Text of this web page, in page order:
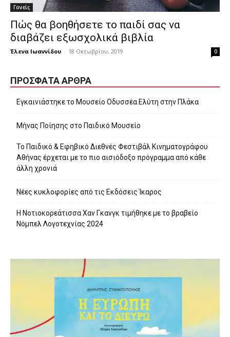
Γονείς
Πώς θα βοηθήσετε το παιδί σας να
διαβάζει εξωσχολικά βιβλία
Έλενα Ιωαννίδου - 18 Οκτωβρίου, 2019 0
ΠΡΌΣΦΑΤΑ ΆΡΘΡΑ
Εγκαινιάστηκε το Μουσείο Οδυσσέα Ελύτη στην Πλάκα
Μήνας Ποίησης στο Παιδικό Μουσείο
Το Παιδικό & Εφηβικό Διεθνές Φεστιβάλ Κινηματογράφου
Αθήνας έρχεται με το πιο αισιόδοξο πρόγραμμα από κάθε
άλλη χρονιά
Νέες κυκλοφορίες από τις Εκδόσεις Ίκαρος
Η Νοτιοκορεάτισσα Χαν Γκανγκ τιμήθηκε με το βραβείο
Νόμπελ Λογοτεχνίας 2024